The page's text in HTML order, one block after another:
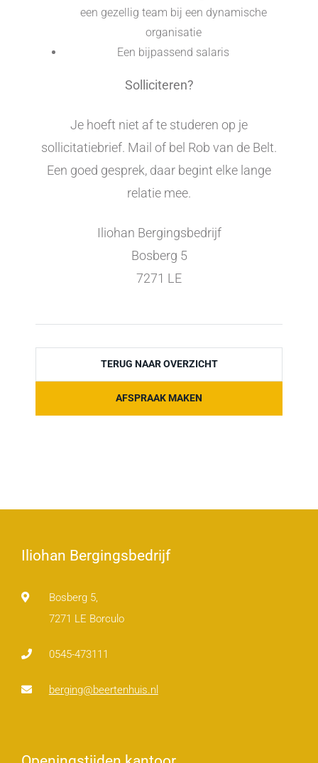
een gezellig team bij een dynamische
organisatie
Een bijpassend salaris
Solliciteren?
Je hoeft niet af te studeren op je
sollicitatiebrief. Mail of bel Rob van de Belt.
Een goed gesprek, daar begint elke lange
relatie mee.
Iliohan Bergingsbedrijf
Bosberg 5
7271 LE
TERUG NAAR OVERZICHT
AFSPRAAK MAKEN
Iliohan Bergingsbedrijf
Bosberg 5,
7271 LE Borculo
0545-473111
berging@beertenhuis.nl